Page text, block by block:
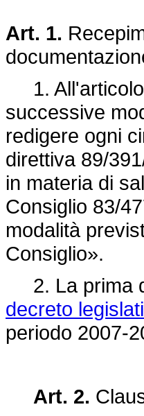
Art. 1.
1. All'articolo
successive
redigere ogni
direttiva 89/
in materia di
Consiglio 83/
modalità
Consiglio».
2. La prima
decreto
periodo 2007-
Art. 2.